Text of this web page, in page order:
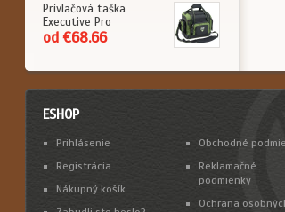
Prívlačová taška
Executive Pro
od €68.66
ESHOP
Prihlásenie
Registrácia
Nákupný košík
Obchodné
Reklamačné
podmienky
Ochrana